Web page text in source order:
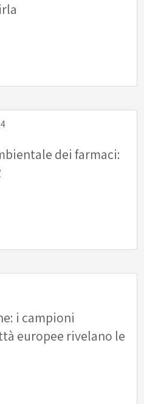
dei farmaci:
i campioni
europee rivelano le